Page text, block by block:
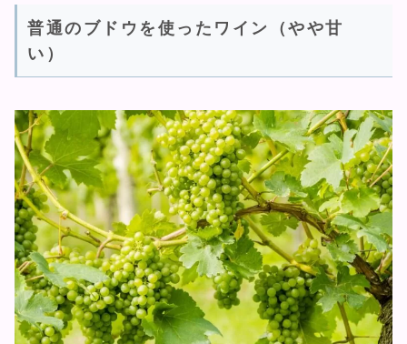
普通のブドウを使ったワイン（やや甘
い）